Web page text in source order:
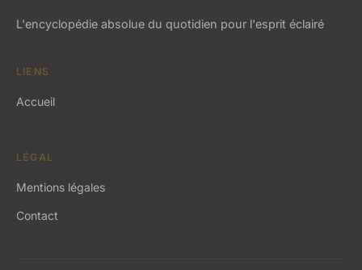
L'encyclopédie absolue du quotidien pour l'esprit éclairé
LIENS
Accueil
LÉGAL
Mentions légales
Contact